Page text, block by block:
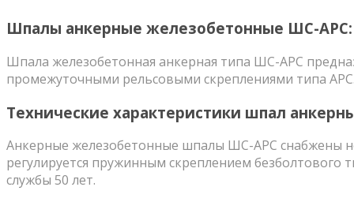
Шпалы анкерные железобетонные ШС-АРС:
Шпала железобетонная анкерная типа ШС-АРС
промежуточными рельсовыми скреплениями типа
Технические характеристики шпал
Анкерные железобетонные шпалы ШС-АРС снабжены
регулируется пружинным скреплением безболтового
службы 50 лет.